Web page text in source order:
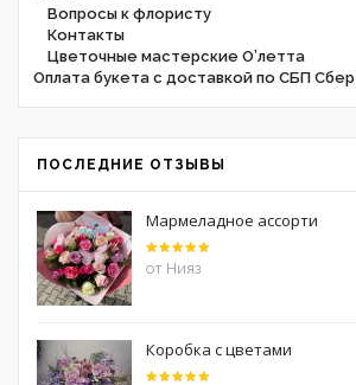
Вопросы к флористу
Контакты
Цветочные мастерские О’летта
Оплата букета с доставкой по СБП Сбер
ПОСЛЕДНИЕ ОТЗЫВЫ
Мармеладное ассорти
Оценка
из 5
от Нияз
Коробка с цветами